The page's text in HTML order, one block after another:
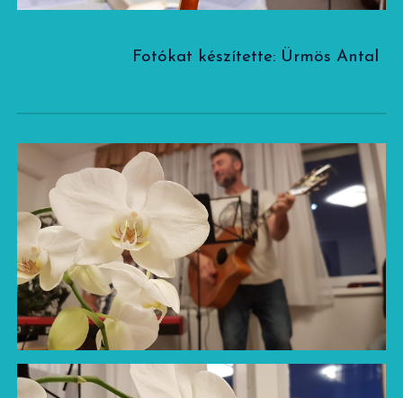
Fotókat készítette: Ürmös Antal